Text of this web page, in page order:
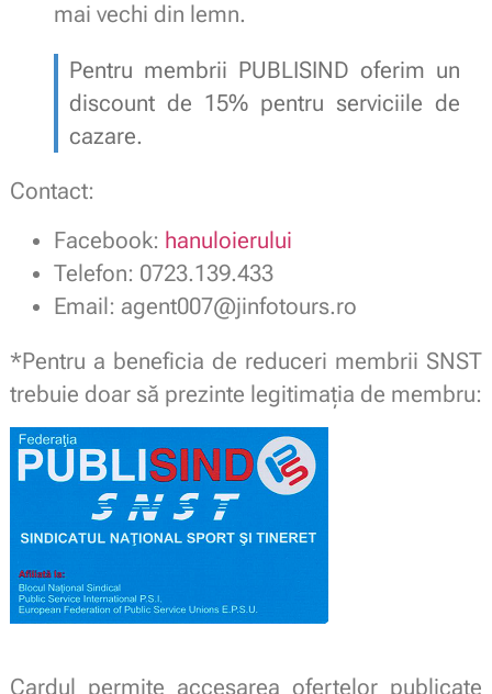
mai vechi din lemn.
Pentru membrii PUBLISIND oferim un
discount de 15% pentru serviciile de
cazare.
Contact:
Facebook: hanuloierului
Telefon: 0723.139.433
Email: agent007@jinfotours.ro
*Pentru a beneficia de reduceri membrii SNST
trebuie doar să prezinte legitimaţia de membru:
Cardul permite accesarea ofertelor publicate